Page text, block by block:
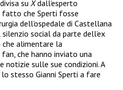
su Xdall’esperto
fatto che Sperti fosse
dell’ospedale di Castellana
social da parte dell’ex
alimentare la
che hanno inviato una
notizie sulle sue condizioni. A
stesso Gianni Sperti a fare